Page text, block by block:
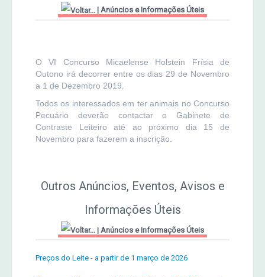
Jornal Agricultor 2000
| Anúncios e Informações Úteis
O VI Concurso Micaelense Holstein Frísia de
Outono irá decorrer entre os dias 29 de Novembro
a 1 de Dezembro 2019.
Todos os interessados em ter animais no Concurso
Pecuário deverão contactar o Gabinete de
Contraste Leiteiro até ao próximo dia 15 de
Novembro para fazerem a inscrição.
Outros Anúncios, Eventos, Avisos e
Informações Úteis
| Anúncios e Informações Úteis
Preços do Leite - a partir de 1 março de 2026